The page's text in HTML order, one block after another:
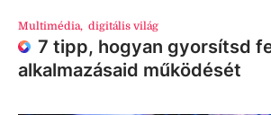
Multimédia, digitális világ
7 tipp, hogyan gyorsítsd
alkalmazásaid működését